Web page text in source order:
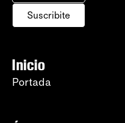
Suscribite
Inicio
Portada